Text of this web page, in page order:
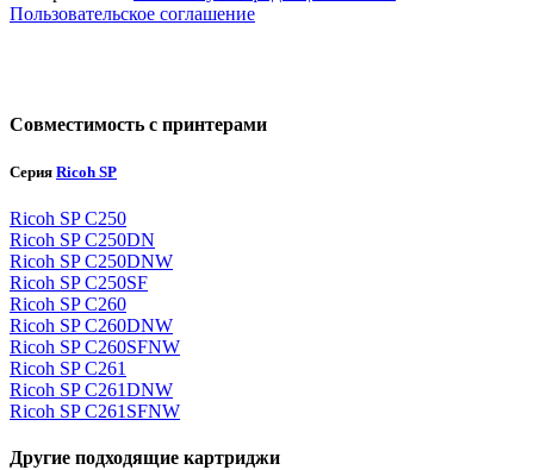
Пользовательское соглашение
Совместимость с принтерами
Серия Ricoh SP
Ricoh SP C250
Ricoh SP C250DN
Ricoh SP C250DNW
Ricoh SP C250SF
Ricoh SP C260
Ricoh SP C260DNW
Ricoh SP C260SFNW
Ricoh SP C261
Ricoh SP C261DNW
Ricoh SP C261SFNW
Другие подходящие картриджи